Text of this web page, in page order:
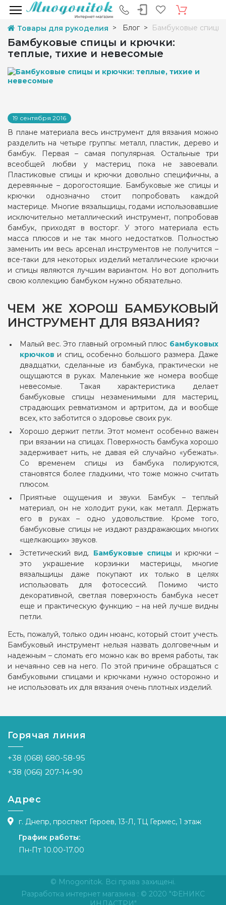
Товары для рукоделия Блог Бамбуковые спицы
Бамбуковые спицы и крючки:
теплые, тихие и невесомые
19 сентября 2016
В плане материала весь инструмент для вязания можно
разделить на четыре группы: металл, пластик, дерево и
бамбук. Первая – самая популярная. Остальные три
всеобщей любви у мастериц пока не завоевали.
Пластиковые спицы и крючки довольно специфичны, а
деревянные – дорогостоящие. Бамбуковые же спицы и
крючки однозначно стоит попробовать каждой
мастерице. Многие вязальщицы, годами использовавшие
исключительно металлический инструмент, попробовав
бамбук, приходят в восторг. У этого материала есть
масса плюсов и не так много недостатков. Полностью
заменить им весь арсенал инструментов не получится –
все-таки для некоторых изделий металлические крючки
и спицы являются лучшим вариантом. Но вот дополнить
свою коллекцию бамбуком нужно обязательно.
ЧЕМ ЖЕ ХОРОШ БАМБУКОВЫЙ
ИНСТРУМЕНТ ДЛЯ ВЯЗАНИЯ?
Малый вес. Это главный огромный плюс бамбуковых
крючков и спиц, особенно большого размера. Даже
двадцатки, сделанные из бамбука, практически не
ощущаются в руках. Маленькие же номера вообще
невесомые. Такая характеристика делает
бамбуковые спицы незаменимыми для мастериц,
страдающих ревматизмом и артритом, да и вообще
всех, кто заботится о здоровье своих рук.
Хорошо держит петли. Этот момент особенно важен
при вязании на спицах. Поверхность бамбука хорошо
задерживает нить, не давая ей случайно «убежать».
Со временем спицы из бамбука полируются,
становятся более гладкими, что тоже можно считать
плюсом.
Приятные ощущения и звуки. Бамбук – теплый
материал, он не холодит руки, как металл. Держать
его в руках – одно удовольствие. Кроме того,
бамбуковые спицы не издают раздражающих многих
«щелкающих» звуков.
Эстетический вид. Бамбуковые спицы и крючки –
это украшение корзинки мастерицы, многие
вязальщицы даже покупают их только в целях
использовать для фотосессий. Помимо чисто
декоративной, светлая поверхность бамбука несет
еще и практическую функцию – на ней лучше видны
петли.
Есть, пожалуй, только один нюанс, который стоит учесть.
Бамбуковый инструмент нельзя назвать долговечным и
надежным – сломать его можно как во время работы, так
и нечаянно сев на него. По этой причине обращаться с
бамбуковыми спицами и крючками нужно осторожно и
не использовать их для вязания очень плотных изделий.
Горячая линия
+38 (068) 680-58-95
+38 (066) 207-14-90
Адрес
г. Днепр, проспект Героев, 13-Л, ТЦ Гермес, 1 этаж
График работы:
Пн-Пт 10.00-17.00
© Mnogonitok. Всі права захищені.
Разработка интернет магазина : © 2020 "ФЕНИКС